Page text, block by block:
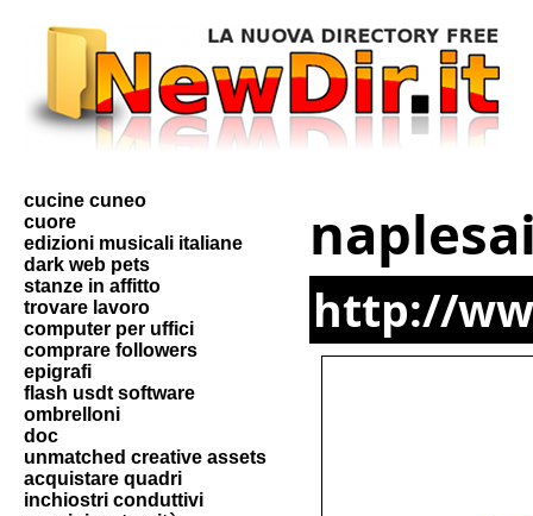
cucine cuneo
cuore
edizioni musicali italiane
dark web pets
stanze in affitto
trovare lavoro
computer per uffici
comprare followers
epigrafi
flash usdt software
ombrelloni
doc
unmatched creative assets
acquistare quadri
inchiostri conduttivi
http://